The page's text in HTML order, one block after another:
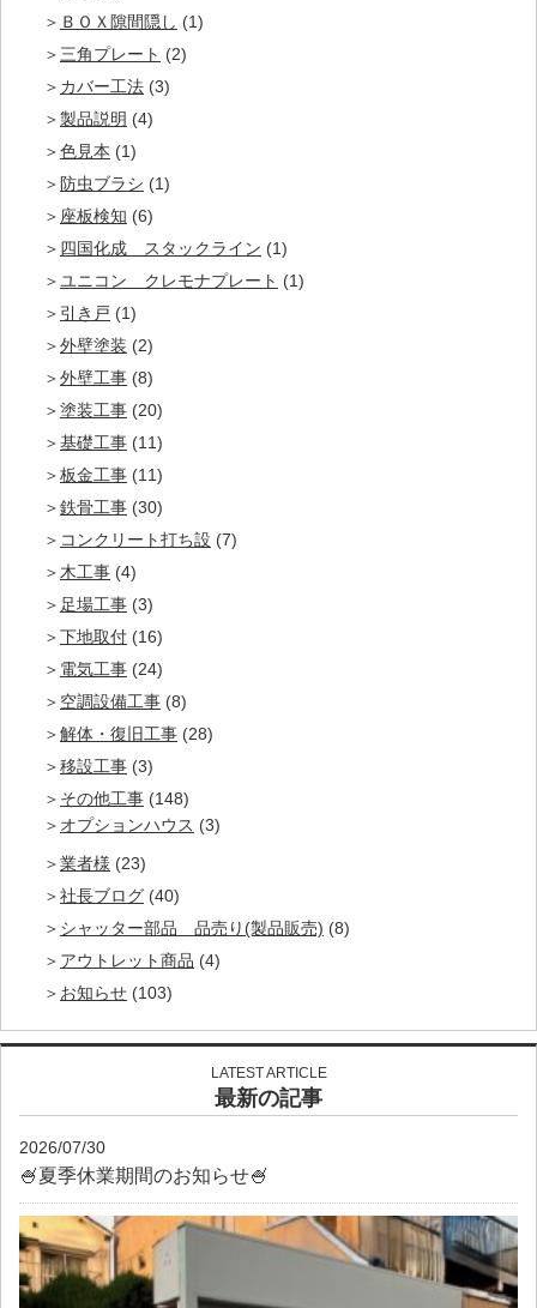
ＢＯＸ隙間隠し (1)
三角プレート (2)
カバー工法 (3)
製品説明 (4)
色見本 (1)
防虫ブラシ (1)
座板検知 (6)
四国化成 スタックライン (1)
ユニコン クレモナプレート (1)
引き戸 (1)
外壁塗装 (2)
外壁工事 (8)
塗装工事 (20)
基礎工事 (11)
板金工事 (11)
鉄骨工事 (30)
コンクリート打ち設 (7)
木工事 (4)
足場工事 (3)
下地取付 (16)
電気工事 (24)
空調設備工事 (8)
解体・復旧工事 (28)
移設工事 (3)
その他工事 (148)
オプションハウス (3)
業者様 (23)
社長ブログ (40)
シャッター部品 品売り(製品販売) (8)
アウトレット商品 (4)
お知らせ (103)
LATEST ARTICLE
最新の記事
2026/07/30
🍧夏季休業期間のお知らせ🍧